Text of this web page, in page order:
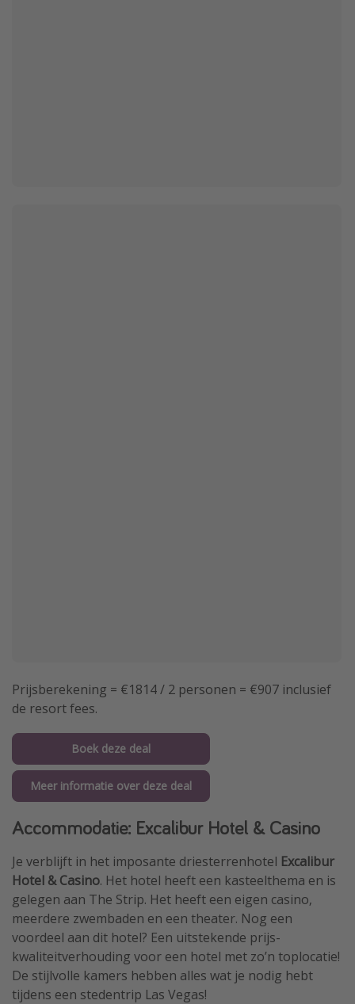
Prijsberekening = €1814 / 2 personen = €907 inclusief
de resort fees.
Boek deze deal
Meer informatie over deze deal
Accommodatie: Excalibur Hotel & Casino
Je verblijft in het imposante driesterrenhotel Excalibur
Hotel & Casino. Het hotel heeft een kasteelthema en is
gelegen aan The Strip. Het heeft een eigen casino,
meerdere zwembaden en een theater. Nog een
voordeel aan dit hotel? Een uitstekende prijs-
kwaliteitverhouding voor een hotel met zo’n toplocatie!
De stijlvolle kamers hebben alles wat je nodig hebt
tijdens een stedentrip Las Vegas!